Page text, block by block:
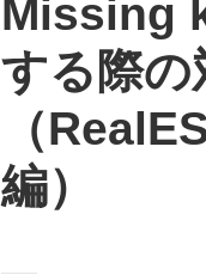
Missing
する際の
（
編）